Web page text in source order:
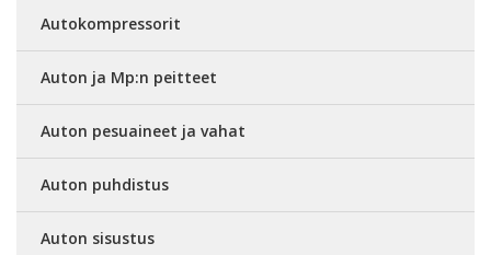
Autokompressorit
Auton ja Mp:n peitteet
Auton pesuaineet ja vahat
Auton puhdistus
Auton sisustus